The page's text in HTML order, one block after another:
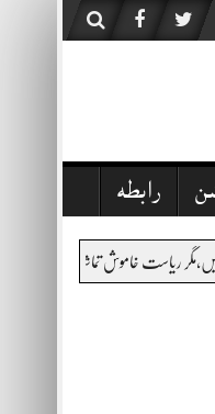
رابطہ
کی کارکردگی سوالیہ نشان